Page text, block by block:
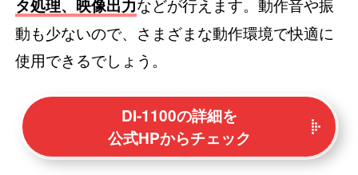
タ処理、映像出力
動も少ないので、さまざまな動作環境で快適に
使用できるでしょう。
DI-1100の詳細を
公式HPからチェック